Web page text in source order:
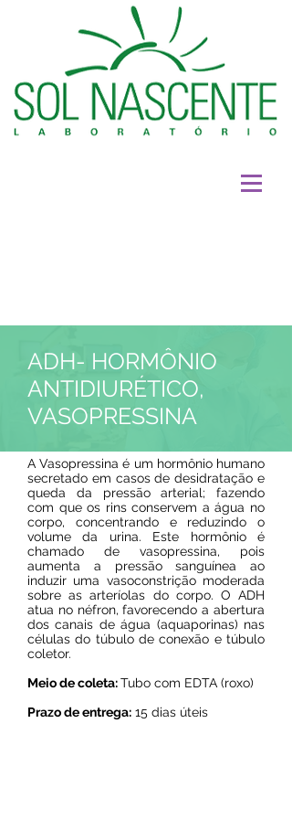
ADH- HORMÔNIO
ANTIDIURÉTICO,
VASOPRESSINA
A Vasopressina é um hormônio humano
secretado em casos de desidratação e
queda da pressão arterial; fazendo
com que os rins conservem a água no
corpo, concentrando e reduzindo o
volume da urina. Este hormônio é
chamado de vasopressina, pois
aumenta a pressão sanguínea ao
induzir uma vasoconstrição moderada
sobre as arteríolas do corpo. O ADH
atua no néfron, favorecendo a abertura
dos canais de água (aquaporinas) nas
células do túbulo de conexão e túbulo
coletor.
Meio de coleta:Tubo com EDTA (roxo)
Prazo de entrega: 15 dias úteis